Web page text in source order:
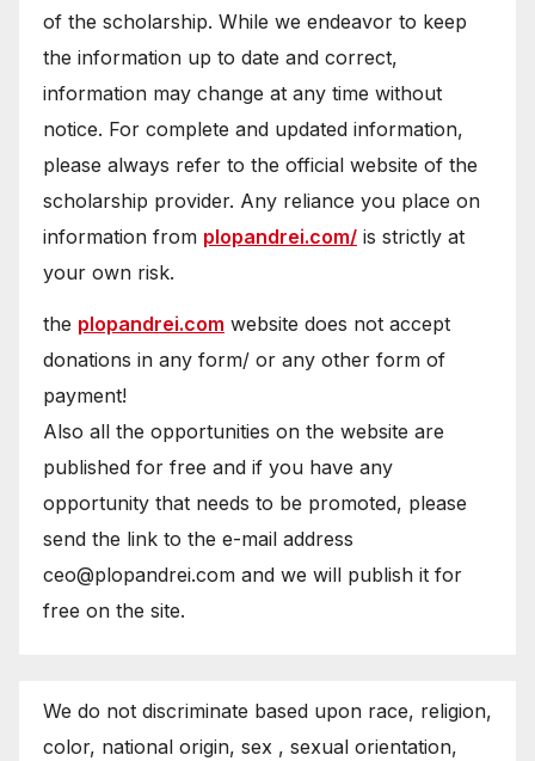
of the scholarship. While we endeavor to keep
the information up to date and correct,
information may change at any time without
notice. For complete and updated information,
please always refer to the official website of the
scholarship provider. Any reliance you place on
information from plopandrei.com/ is strictly at
your own risk.
the plopandrei.com website does not accept
donations in any form/ or any other form of
payment!
Also all the opportunities on the website are
published for free and if you have any
opportunity that needs to be promoted, please
send the link to the e-mail address
ceo@plopandrei.com and we will publish it for
free on the site.
We do not discriminate based upon race, religion,
color, national origin, sex , sexual orientation,